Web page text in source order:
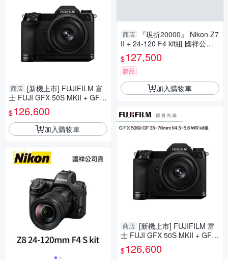
商店 [新機上市] FUJIFILM 富
士 FUJI GFX 50S MKII + GF 3
5-70mm f/4.5-5.6 WR kit組 總
代理恆昶公司貨 德寶光學
$126,600
加入購物車
商店
『現折20000』 Nikon Z7
II + 24-120 F4 kit組 國祥公司
貨 德寶光學
$127,500
贈品
加入購物車
商店 [新機上市] FUJIFILM 富
士 FUJI GFX 50S MKII + GF 3
5-70mm f/4.5-5.6 WR kit組 總
代理恆昶公司貨 德寶光學
$126,600